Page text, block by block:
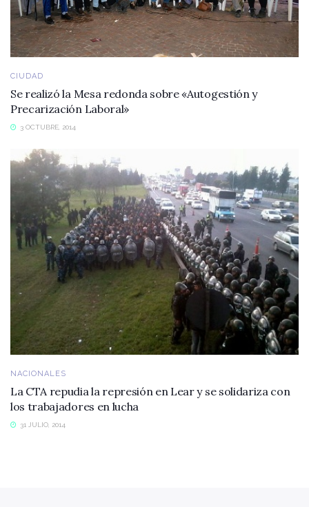
CIUDAD
Se realizó la Mesa redonda sobre «Autogestión y
Precarización Laboral»
3 OCTUBRE, 2014
NACIONALES
La CTA repudia la represión en Lear y se solidariza con
los trabajadores en lucha
31 JULIO, 2014